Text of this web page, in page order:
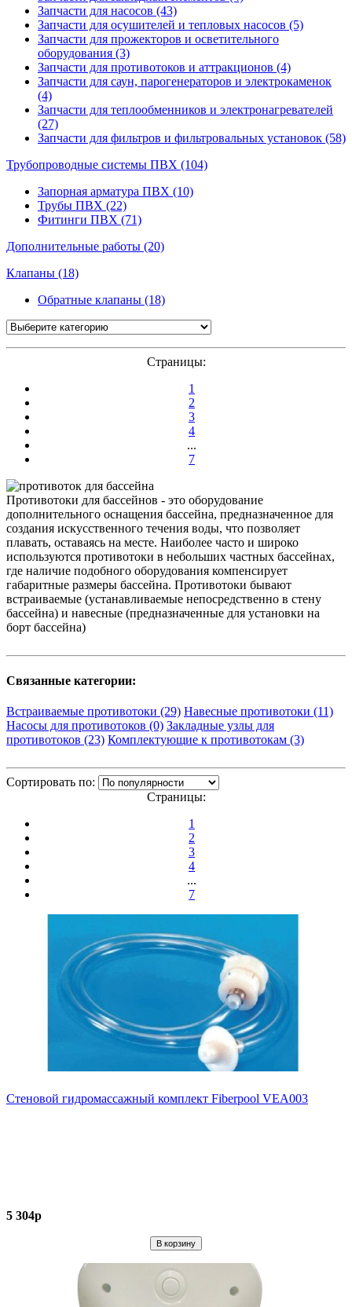
Запчасти для насосов (43)
Запчасти для осушителей и тепловых насосов (5)
Запчасти для прожекторов и осветительного
оборудования (3)
Запчасти для противотоков и аттракционов (4)
Запчасти для саун, парогенераторов и электрокаменок
(4)
Запчасти для теплообменников и электронагревателей
(27)
Запчасти для фильтров и фильтровальных установок (58)
Трубопроводные системы ПВХ (104)
Запорная арматура ПВХ (10)
Трубы ПВХ (22)
Фитинги ПВХ (71)
Дополнительные работы (20)
Клапаны (18)
Обратные клапаны (18)
Страницы:
1
2
3
4
...
7
Противотоки для бассейнов - это оборудование
дополнительного оснащения бассейна, предназначенное для
создания искусственного течения воды, что позволяет
плавать, оставаясь на месте. Наиболее часто и широко
используются противотоки в небольших частных бассейнах,
где наличие подобного оборудования компенсирует
габаритные размеры бассейна. Противотоки бывают
встраиваемые (устанавливаемые непосредственно в стену
бассейна) и навесные (предназначенные для установки на
борт бассейна)
Связанные категории:
Встраиваемые противотоки (29) Навесные противотоки (11)
Насосы для противотоков (0) Закладные узлы для
противотоков (23) Комплектующие к противотокам (3)
Сортировать по:
Страницы:
1
2
3
4
...
7
Стеновой гидромассажный комплект Fiberpool VEA003
5 304р